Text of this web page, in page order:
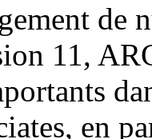
de
11,
en